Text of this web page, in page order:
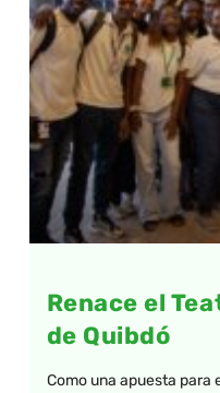
Renace el
de Quibdó
Como una apuesta para